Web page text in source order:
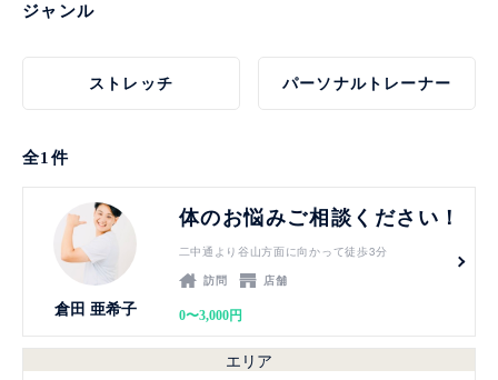
ジャンル
ストレッチ パーソナルトレーナー
全1 件
倉田 亜希子
体のお悩みご相談ください！
二中通より谷山方面に向かって徒歩3分
訪問
店舗
0〜3,000円
エリア